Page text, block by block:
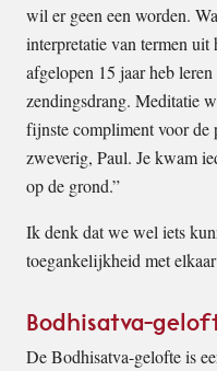
wil er geen een worden.
interpretatie van termen
afgelopen 15 jaar heb
zendingsdrang. Meditatie
fijnste compliment voor de
zweverig, Paul. Je kwam
op de grond.”
Ik denk dat we wel iets
toegankelijkheid met
Bodhisatva-
De Bodhisatva-gelofte is